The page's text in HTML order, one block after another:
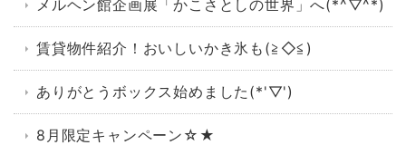
メルヘン館企画展「かこさとしの世界」へ(*^▽^*)
賃貸物件紹介！おいしいかき氷も(≧◇≦)
ありがとうボックス始めました(*'▽')
8月限定キャンペーン☆★